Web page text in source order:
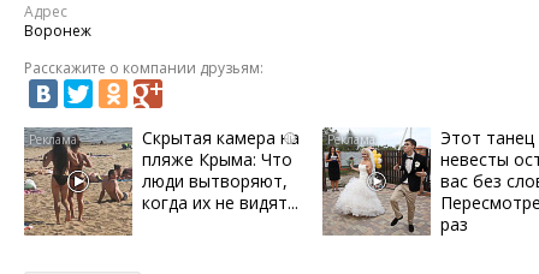
Адрес
Воронеж
Расскажите о компании друзьям:
i
Скрытая камера на
пляже Крыма: Что
люди вытворяют,
когда их не видят...
Этот танец
невесты
вас без
раз